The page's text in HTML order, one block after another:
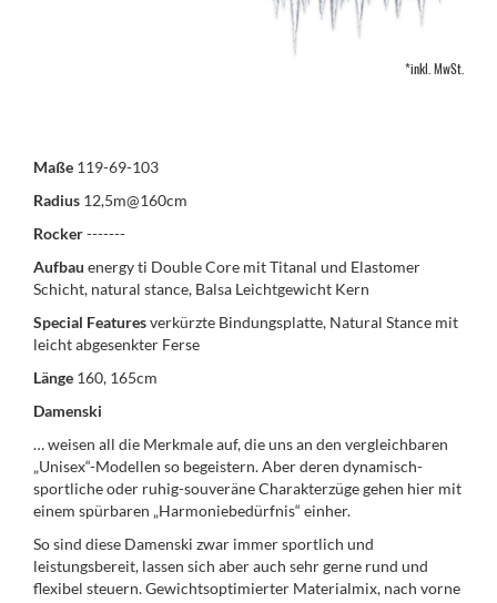
*inkl. MwSt.
Maße 119-69-103
Radius 12,5m@160cm
Rocker-------
Aufbau energy ti Double Core mit Titanal und Elastomer
Schicht, natural stance, ­Balsa Leichtgewicht Kern
Special Featuresverkürzte Bindungsplatte, Natural Stance mit
leicht abgesenkter Ferse
Länge 160, 165cm
Damenski
… weisen all die Merkmale auf, die uns an den vergleichbaren
„Unisex“-Modellen so begeistern. Aber deren dynamisch-
sportliche oder ruhig-souve­räne Charakterzüge gehen hier mit
einem spürbaren „Harmoniebedürfnis“ einher.
So sind diese Damenski zwar immer sportlich und
leistungsbereit, lassen sich aber auch sehr gerne rund und
flexibel steuern. Gewichtsoptimierter Materialmix, nach vorne